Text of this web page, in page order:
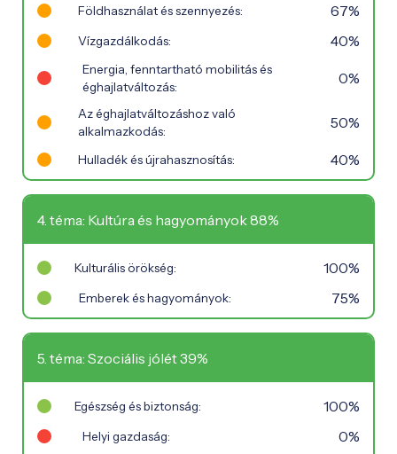
Földhasználat és szennyezés: 67%
Vízgazdálkodás: 40%
Energia, fenntartható mobilitás és
éghajlatváltozás:
0%
Az éghajlatváltozáshoz való
alkalmazkodás:
50%
Hulladék és újrahasznosítás: 40%
4. téma: Kultúra és hagyományok 88%
Kulturális örökség: 100%
Emberek és hagyományok: 75%
5. téma: Szociális jólét 39%
Egészség és biztonság: 100%
Helyi gazdaság: 0%